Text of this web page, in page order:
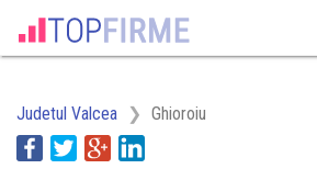
Judetul Valcea Ghioroiu